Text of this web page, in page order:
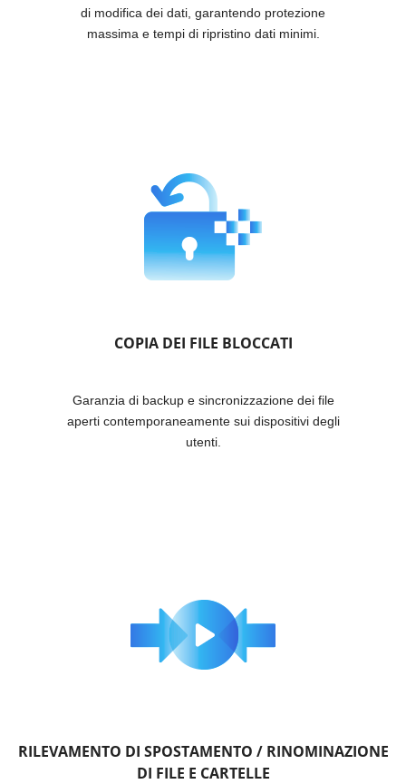
di modifica dei dati, garantendo protezione
massima e tempi di ripristino dati minimi.
COPIA DEI FILE BLOCCATI
Garanzia di backup e sincronizzazione dei file
aperti contemporaneamente sui dispositivi degli
utenti.
RILEVAMENTO DI SPOSTAMENTO / RINOMINAZIONE
DI FILE E CARTELLE